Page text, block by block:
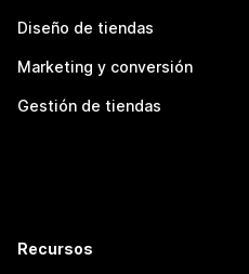
Diseño de tiendas
Marketing y conversión
Gestión de tiendas
Recursos